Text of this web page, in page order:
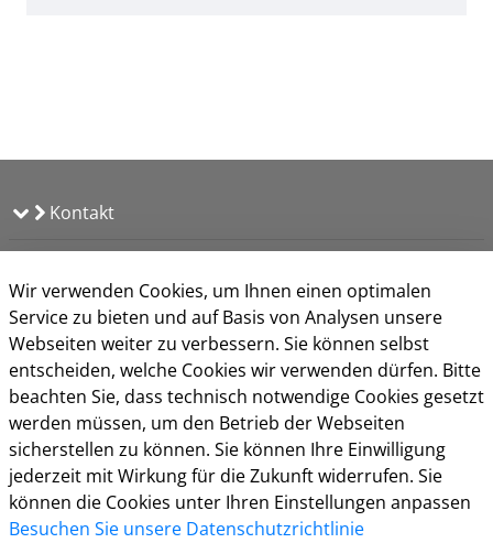
Kontakt
Impressum
Datenschutz
Kontakt
Barrierefreiheit
Nutzungsbedingungen
Cookie-Richtlinie
Wir verwenden Cookies, um Ihnen einen optimalen
Service zu bieten und auf Basis von Analysen unsere
Webseiten weiter zu verbessern. Sie können selbst
entscheiden, welche Cookies wir verwenden dürfen. Bitte
beachten Sie, dass technisch notwendige Cookies gesetzt
werden müssen, um den Betrieb der Webseiten
sicherstellen zu können. Sie können Ihre Einwilligung
jederzeit mit Wirkung für die Zukunft widerrufen. Sie
können die Cookies unter Ihren Einstellungen anpassen
Besuchen Sie unsere Datenschutzrichtlinie